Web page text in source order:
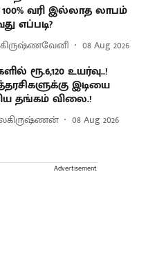
வரி இல்லாத லாபம்
எப்படி?
08 Aug 2026
ரூ.6,120 உயர்வு..!
இடியை
தங்கம் விலை.!
08 Aug 2026
Advertisement